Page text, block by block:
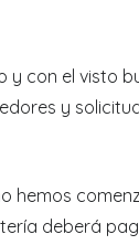
y con el visto
y
hemos
deberá